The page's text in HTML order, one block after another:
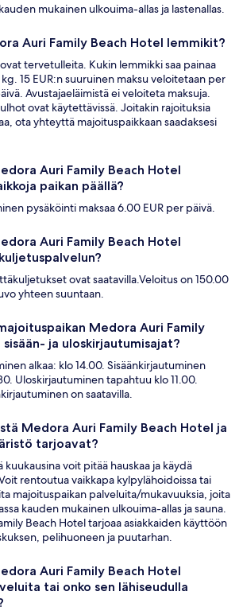
mukainen ulkouima-allas ja lastenallas.
Auri Family Beach Hotel lemmikit?
tervetulleita. Kukin lemmikki saa painaa
15 EUR:n suuruinen maksu veloitetaan per
Avustajaeläimistä ei veloiteta maksuja.
ovat käytettävissä. Joitakin rajoituksia
ota yhteyttä majoituspaikkaan saadaksesi
Auri Family Beach Hotel
paikan päällä?
pysäköinti maksaa 6.00 EUR per päivä.
Auri Family Beach Hotel
ovat saatavilla.Veloitus on 150.00
yhteen suuntaan.
Medora Auri Family
ja uloskirjautumisajat?
alkaa: klo 14.00. Sisäänkirjautuminen
Uloskirjautuminen tapahtuu klo 11.00.
on saatavilla.
Medora Auri Family Beach Hotel ja
tarjoavat?
kuukausina voit pitää hauskaa ja käydä
rentoutua vaikkapa kylpylähoidoissa tai
majoituspaikan palveluita/mukavuuksia, joita
kauden mukainen ulkouima-allas ja sauna.
Beach Hotel tarjoaa asiakkaiden käyttöön
pelihuoneen ja puutarhan.
Auri Family Beach Hotel
tai onko sen lähiseudulla